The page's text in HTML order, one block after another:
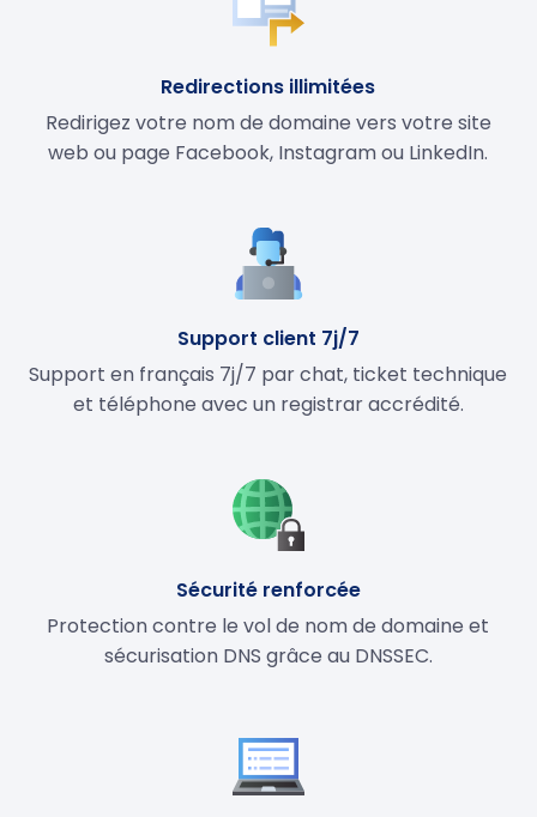
Redirections illimitées
Redirigez votre nom de domaine vers votre site
web ou page Facebook, Instagram ou LinkedIn.
Support client 7j/7
Support en français 7j/7 par chat, ticket technique
et téléphone avec un registrar accrédité.
Sécurité renforcée
Protection contre le vol de nom de domaine et
sécurisation DNS grâce au DNSSEC.